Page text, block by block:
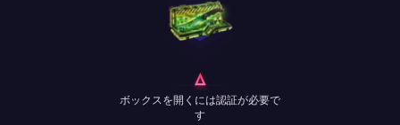
ボックスを開くには認証が必要で
す